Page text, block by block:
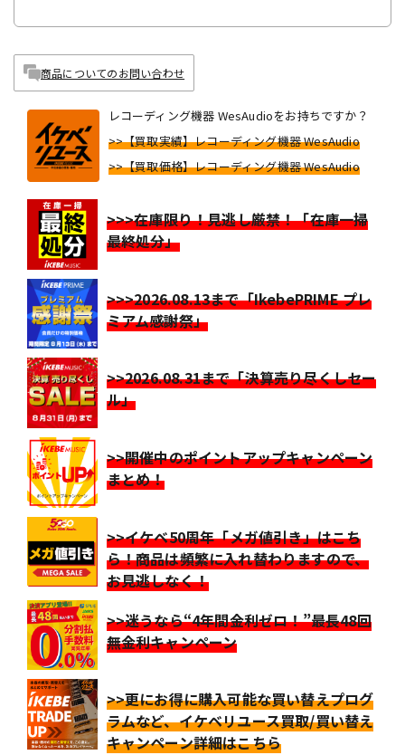
商品についてのお問い合わせ
レコーディング機器 WesAudioをお持ちですか？
>>【買取実績】レコーディング機器 WesAudio
>>【買取価格】レコーディング機器 WesAudio
>>>在庫限り！見逃し厳禁！「在庫一掃
最終処分」
>>>2026.08.13まで「IkebePRIME プレ
ミアム感謝祭」
>>2026.08.31まで「決算売り尽くしセー
ル」
>>開催中のポイントアップキャンペーン
まとめ！
>>イケベ50周年「メガ値引き」はこち
ら！商品は頻繁に入れ替わりますので、
お見逃しなく！
>>迷うなら“4年間金利ゼロ！”最長48回
無金利キャンペーン
>>更にお得に購入可能な買い替えプログ
ラムなど、イケベリユース買取/買い替え
キャンペーン詳細はこちら